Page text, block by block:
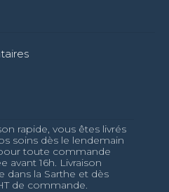
rapide, vous êtes livrés
soins dès le lendemain
toute commande
avant 16h. Livraison
dans la Sarthe et dès
de commande.